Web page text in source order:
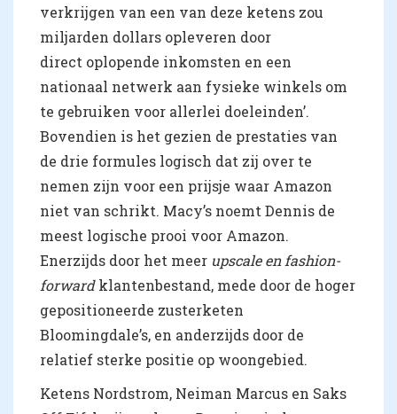
verkrijgen van een van deze ketens zou
miljarden dollars opleveren door
direct oplopende inkomsten en een
nationaal netwerk aan fysieke winkels om
te gebruiken voor allerlei doeleinden’.
Bovendien is het gezien de prestaties van
de drie formules logisch dat zij over te
nemen zijn voor een prijsje waar Amazon
niet van schrikt. Macy’s noemt Dennis de
meest logische prooi voor Amazon.
Enerzijds door het meer upscale en fashion-
forwardklantenbestand, mede door de hoger
gepositioneerde zusterketen
Bloomingdale’s, en anderzijds door de
relatief sterke positie op woongebied.
Ketens Nordstrom, Neiman Marcus en Saks